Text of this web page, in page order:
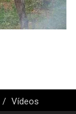
Vídeos